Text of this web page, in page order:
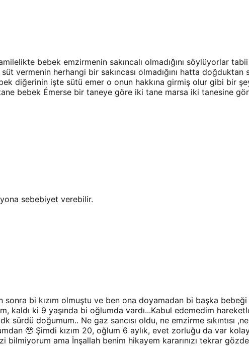
bebek emzirmenin sakıncalı olmadığını söylüyorlar
vermenin herhangi bir sakıncası olmadığını hatta
diğerinin işte sütü emer o onun hakkına girmiş olur gibi bir
bebek Émerse bir taneye göre iki tane marsa iki tanesine
sebebiyet verebilir.
sonra bi kızım olmuştu ve ben ona doyamadan bi başka
kaldı ki 9 yaşında bi oğlumda vardı...Kabul edemedim
doğumum.. Ne gaz sancısı oldu, ne emzirme sıkıntısı
🥹 Şimdi kızım 20, oğlum 6 aylık, evet zorluğu da var
ama İnşallah benim hikayem kararınızı tekrar